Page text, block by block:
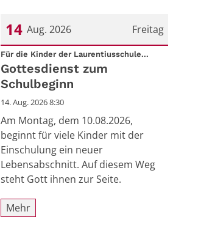
Freitag
14 Aug. 2026
Datum: 14. August 2026
Für die Kinder der Laurentiusschule...
Gottesdienst zum
Schulbeginn
14. Aug. 2026 8:30
Am Montag, dem 10.08.2026,
beginnt für viele Kinder mit der
Einschulung ein neuer
Lebensabschnitt. Auf diesem Weg
steht Gott ihnen zur Seite.
Mehr